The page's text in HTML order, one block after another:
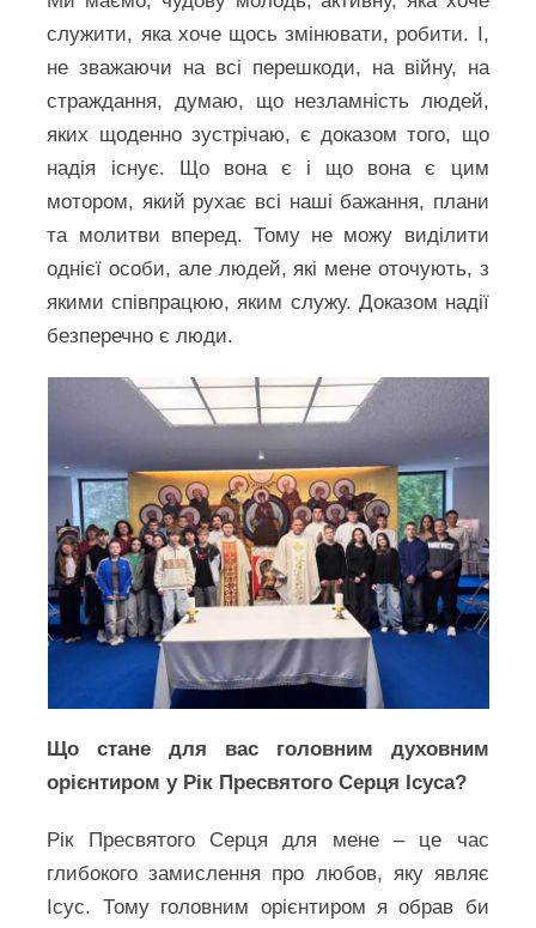
служити, яка хоче щось змінювати, робити. І,
не зважаючи на всі перешкоди, на війну, на
страждання, думаю, що незламність людей,
яких щоденно зустрічаю, є доказом того, що
надія існує. Що вона є і що вона є цим
мотором, який рухає всі наші бажання, плани
та молитви вперед. Тому не можу виділити
однієї особи, але людей, які мене оточують, з
якими співпрацюю, яким служу. Доказом надії
безперечно є люди.
Що стане для вас головним духовним
орієнтиром у Рік Пресвятого Серця Ісуса?
Рік Пресвятого Серця для мене – це час
глибокого замислення про любов, яку являє
Ісус. Тому головним орієнтиром я обрав би